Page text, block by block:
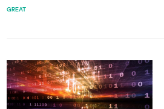
GREAT